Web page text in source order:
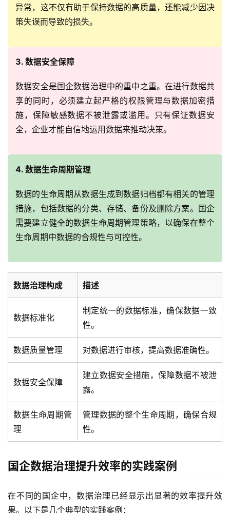
最
新
异常，这不仅有助于保持数据的高质量，还能减少因决
策失误而导致的损失。
3. 数据安全保障
数据安全是国企数据治理中的重中之重。在进行数据共
享的同时，必须建立起严格的权限管理与数据加密措
施，保障敏感数据不被泄露或滥用。只有保证数据安
全，企业才能自信地运用数据来推动决策。
4. 数据生命周期管理
数据的生命周期从数据生成到数据归档都有相关的管理
措施，包括数据的分类、存储、备份及删除方案。国企
需要建立健全的数据生命周期管理策略，以确保在整个
生命周期中数据的合规性与可控性。
数据治理构成 描述
数据标准化
制定统一的数据标准，确保数据一致
性。
数据质量管理 对数据进行审核，提高数据准确性。
数据安全保障
建立数据安全措施，保障数据不被泄
露。
数据生命周期管
理
管理数据的整个生命周期，确保合规
性。
国企数据治理提升效率的实践案例
在不同的国企中，数据治理已经显示出显著的效率提升效
果。以下是几个典型的实践案例：